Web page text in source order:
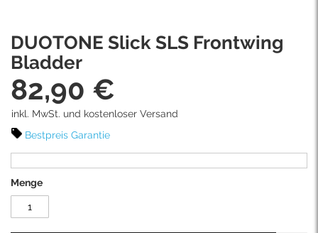
DUOTONE Slick SLS Frontwing
Bladder
82,90 €
inkl. MwSt. und kostenloser Versand
Bestpreis Garantie
Menge
to
the
beginning
of
the
images
gallery